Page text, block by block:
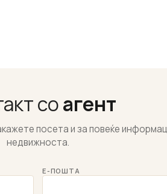
соагент
посета и за повеќе
недвижноста.
Е-ПОШТА